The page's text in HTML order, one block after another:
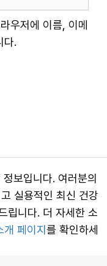
우저에 이름, 이메
다.
보입니다. 여러분의
실용적인 최신 건강
립니다. 더 자세한 소
페이지 를 확인하세